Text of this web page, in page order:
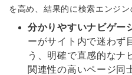
を高め、結果的に検索エンジン
分かりやすいナビゲー
ーがサイト内で迷わず
う、明確で直感的なナ
関連性の高いページ同